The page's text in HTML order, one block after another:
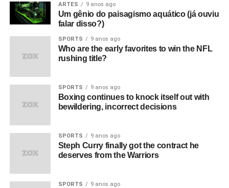
ARTES 9 anos ago
Um gênio do paisagismo aquático (já ouviu
falar disso?)
SPORTS 9 anos ago
Who are the early favorites to win the NFL
rushing title?
SPORTS 9 anos ago
Boxing continues to knock itself out with
bewildering, incorrect decisions
SPORTS 9 anos ago
Steph Curry finally got the contract he
deserves from the Warriors
SPORTS 9 anos ago